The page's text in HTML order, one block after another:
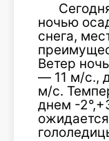
ночью
снега,
Ветер
— 11 м/с.,
м/с.
днем -